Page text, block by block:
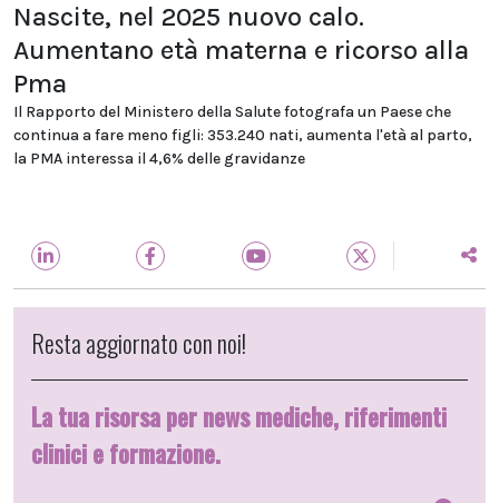
Nascite, nel 2025 nuovo calo.
Aumentano età materna e ricorso alla
Pma
Il Rapporto del Ministero della Salute fotografa un Paese che
continua a fare meno figli: 353.240 nati, aumenta l'età al parto,
la PMA interessa il 4,6% delle gravidanze
Resta aggiornato con noi!
La tua risorsa per news mediche, riferimenti
clinici e formazione.